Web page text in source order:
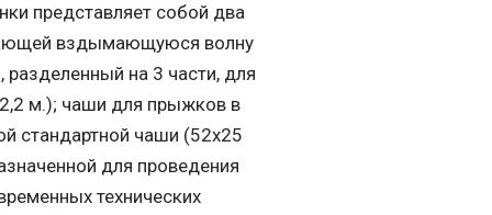
представляет собой два
вздымающуюся волну
на 3 части, для
м.); чаши для прыжков в
стандартной чаши (52х25
для проведения
технических